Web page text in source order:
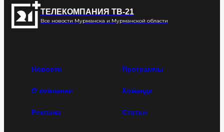
ТЕЛЕКОМПАНИЯ ТВ-21
Все новости Мурманска и Мурманской области
Новости Программы
О компании Команда
Реклама Статьи